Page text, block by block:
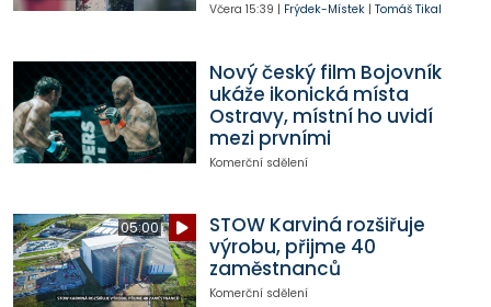
Včera 15:39 | Frýdek-Místek| Tomáš Tikal
Nový český film Bojovník
ukáže ikonická místa
Ostravy, místní ho uvidí
mezi prvními
Komerční sdělení
05:00
STOW Karviná rozšiřuje
výrobu, přijme 40
zaměstnanců
Komerční sdělení